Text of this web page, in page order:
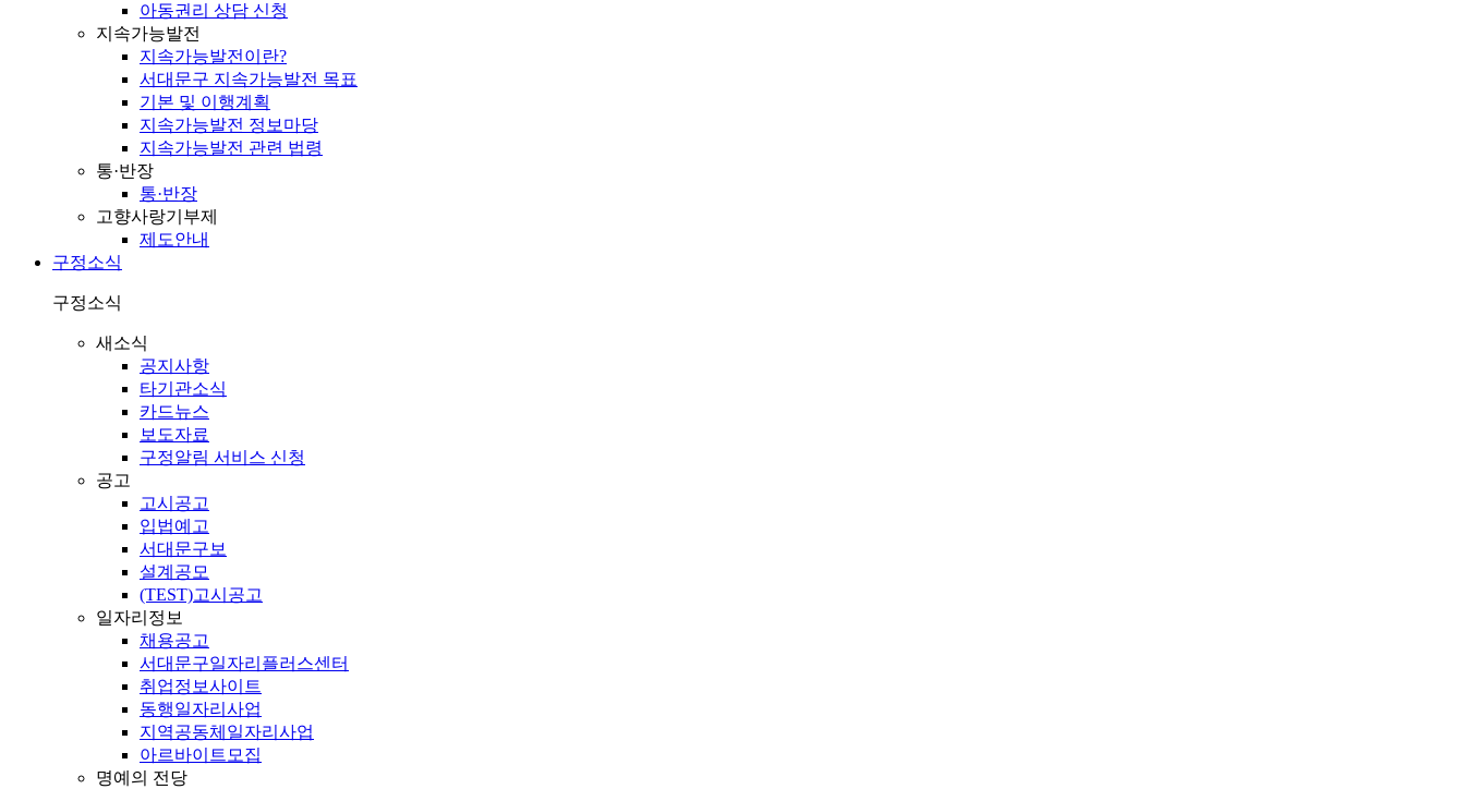
아동권리 상담 신청
지속가능발전
지속가능발전이란?
서대문구 지속가능발전 목표
기본 및 이행계획
지속가능발전 정보마당
지속가능발전 관련 법령
통·반장
통·반장
고향사랑기부제
제도안내
구정소식
구정소식
새소식
공지사항
타기관소식
카드뉴스
보도자료
구정알림 서비스 신청
공고
고시공고
입법예고
서대문구보
설계공모
(TEST)고시공고
일자리정보
채용공고
서대문구일자리플러스센터
취업정보사이트
동행일자리사업
지역공동체일자리사업
아르바이트모집
명예의 전당